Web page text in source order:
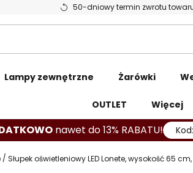
50-dniowy termin zwrotu
Lampy zewnętrzne Żarówki
OUTLET Więcej
nawet do 13% RABATU! Kod:
Słupek oświetleniowy LED Lonete, wysokość 65